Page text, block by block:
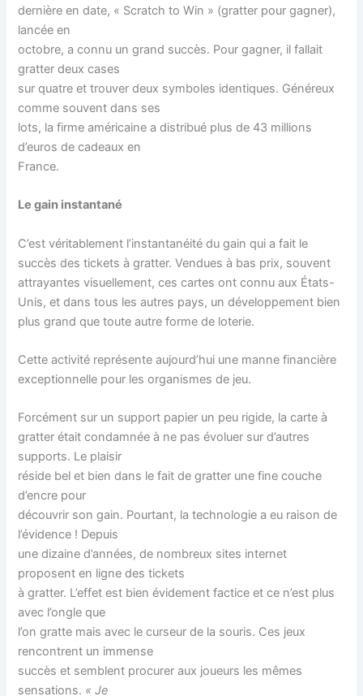
dernière en date, « Scratch to Win » (gratter pour gagner),
lancée en
octobre, a connu un grand succès. Pour gagner, il fallait
gratter deux cases
sur quatre et trouver deux symboles identiques. Généreux
comme souvent dans ses
lots, la firme américaine a distribué plus de 43 millions
d’euros de cadeaux en
France.
Le gain instantané
C’est véritablement l’instantanéité du gain qui a fait le
succès des tickets à gratter. Vendues à bas prix, souvent
attrayantes visuellement, ces cartes ont connu aux États-
Unis, et dans tous les autres pays, un développement bien
plus grand que toute autre forme de loterie.
Cette activité représente aujourd’hui une manne financière
exceptionnelle pour les organismes de jeu.
Forcément sur un support papier un peu rigide, la carte à
gratter était condamnée à ne pas évoluer sur d’autres
supports. Le plaisir
réside bel et bien dans le fait de gratter une fine couche
d’encre pour
découvrir son gain. Pourtant, la technologie a eu raison de
l’évidence ! Depuis
une dizaine d’années, de nombreux sites internet
proposent en ligne des tickets
à gratter. L’effet est bien évidement factice et ce n’est plus
avec l’ongle que
l’on gratte mais avec le curseur de la souris. Ces jeux
rencontrent un immense
succès et semblent procurer aux joueurs les mêmes
sensations. « Je